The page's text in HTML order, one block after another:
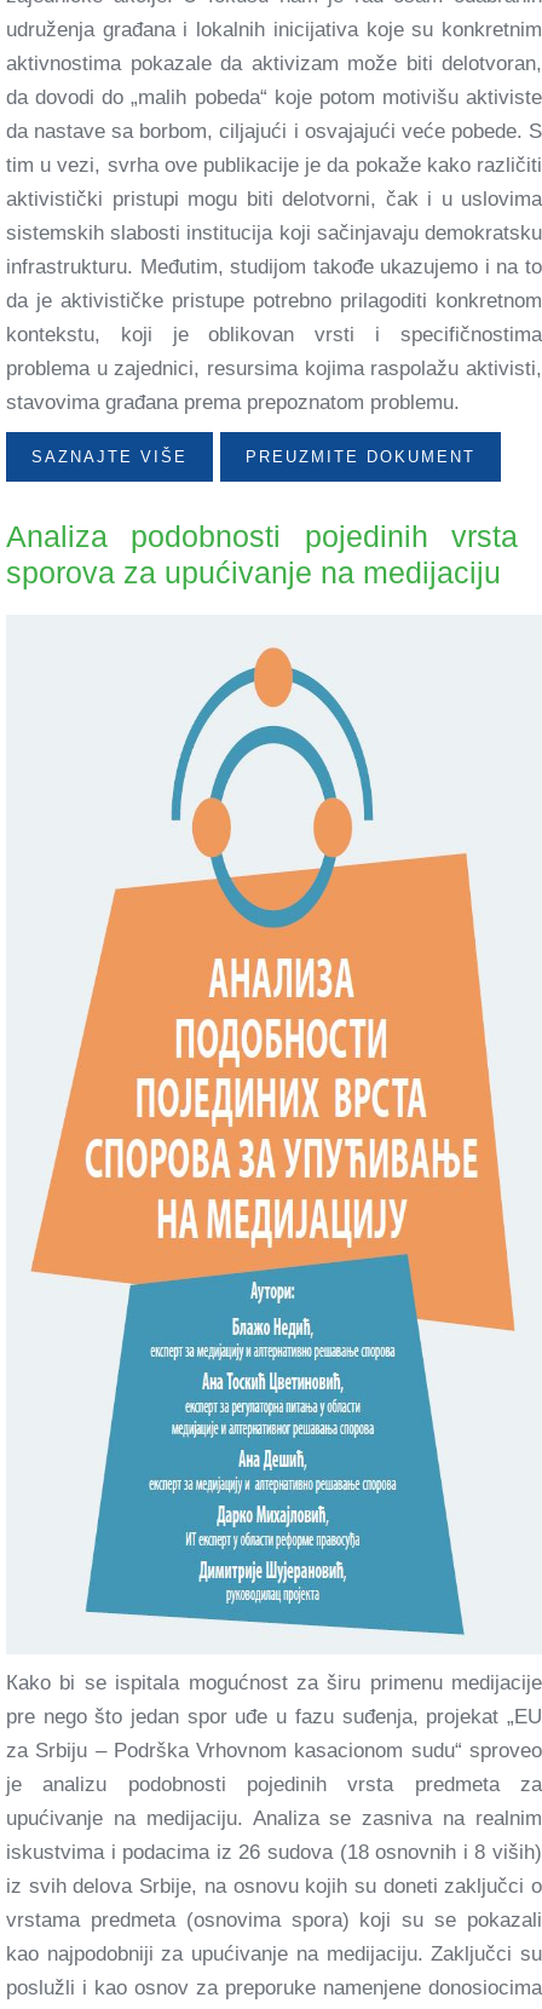
udruženja građana i lokalnih inicijativa koje su konkretnim
aktivnostima pokazale da aktivizam može biti delotvoran,
da dovodi do „malih pobeda“ koje potom motivišu aktiviste
da nastave sa borbom, ciljajući i osvajajući veće pobede. S
tim u vezi, svrha ove publikacije je da pokaže kako različiti
aktivistički pristupi mogu biti delotvorni, čak i u uslovima
sistemskih slabosti institucija koji sačinjavaju demokratsku
infrastrukturu. Međutim, studijom takođe ukazujemo i na to
da je aktivističke pristupe potrebno prilagoditi konkretnom
kontekstu, koji je oblikovan vrsti i specifičnostima
problema u zajednici, resursima kojima raspolažu aktivisti,
stavovima građana prema prepoznatom problemu.
SAZNAJTE VIŠE PREUZMITE DOKUMENT
Analiza podobnosti pojedinih vrsta
sporova za upućivanje na medijaciju
Кako bi se ispitala mogućnost za širu primenu medijacije
pre nego što jedan spor uđe u fazu suđenja, projekat „EU
za Srbiju – Podrška Vrhovnom kasacionom sudu“ sproveo
je analizu podobnosti pojedinih vrsta predmeta za
upućivanje na medijaciju. Analiza se zasniva na realnim
iskustvima i podacima iz 26 sudova (18 osnovnih i 8 viših)
iz svih delova Srbije, na osnovu kojih su doneti zaključci o
vrstama predmeta (osnovima spora) koji su se pokazali
kao najpodobniji za upućivanje na medijaciju. Zaključci su
poslužli i kao osnov za preporuke namenjene donosiocima